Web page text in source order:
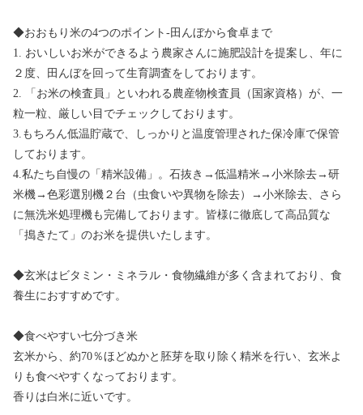
◆おおもり米の4つのポイント-田んぼから食卓まで
1. おいしいお米ができるよう農家さんに施肥設計を提案し、年に
２度、田んぼを回って生育調査をしております。
2. 「お米の検査員」といわれる農産物検査員（国家資格）が、一
粒一粒、厳しい目でチェックしております。
3.もちろん低温貯蔵で、しっかりと温度管理された保冷庫で保管
しております。
4.私たち自慢の「精米設備」。石抜き→低温精米→小米除去→研
米機→色彩選別機２台（虫食いや異物を除去）→小米除去、さら
に無洗米処理機も完備しております。皆様に徹底して高品質な
「搗きたて」のお米を提供いたします。
◆玄米はビタミン・ミネラル・食物繊維が多く含まれており、食
養生におすすめです。
◆食べやすい七分づき米
玄米から、約70％ほどぬかと胚芽を取り除く精米を行い、玄米よ
りも食べやすくなっております。
香りは白米に近いです。